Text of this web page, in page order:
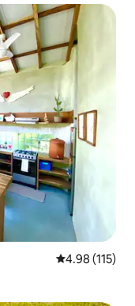
औसत रेटिंग 5 में से
4.98 (115)